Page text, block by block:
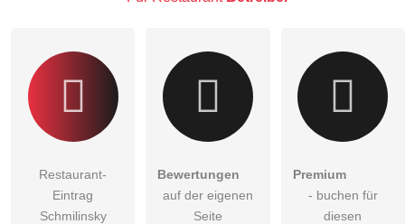
Restaurant-
Eintrag
Schmilinsky
Bewertungen
auf der eigenen
Seite
Premium
- buchen für
diesen